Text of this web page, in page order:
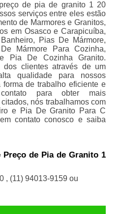
de pia de granito 1 20
serviços entre eles estão
de Marmores e Granitos,
em Osasco e Carapicuíba,
Pias De Mármore,
Mármore Para Cozinha,
Pia De Cozinha Granito.
dos clientes através de um
qualidade para nossos
de trabalho eficiente e
para obter mais
nós trabalhamos com
e Pia De Granito Para C
contato conosco e saiba
Preço de Pia de Granito 1
, (11) 94013-9159 ou